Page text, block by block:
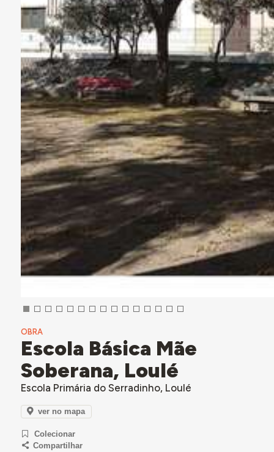
OBRA
Escola Básica Mãe
Soberana, Loulé
Escola Primária do Serradinho, Loulé
ver no mapa
Colecionar
Compartilhar